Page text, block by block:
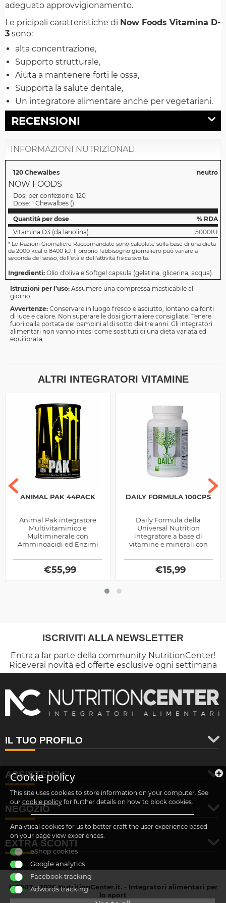
adeguato approvvigionamento.
Le pricipali caratteristiche di Now Foods Vitamina D-
3 sono:
alta concentrazione,
Supporto strutturale,
Aiuta a mantenere forti le ossa,
Supporta la salute dentale,
Un integratore alimentare anche per vegetariani.
RECENSIONI
INFORMAZIONI NUTRIZIONALI
120 Chewalbes neutro
NOW FOODS
Dosi per confezione: 120
Dose: 1 Chewalbes ()
Quantità per dose
% RDA
Vitamina D3 (da lanolina)
5000IU
* Le Razioni Giornaliere Raccomandate sono calcolate sulla base di una dieta
da 2000 kcal o 8400 kJ. Il proprio fabbisogno giornaliero può variare a
seconda del sesso, dell'età e dell'attività fisica svolta.
Ingredienti: Olio d'oliva e Softgel capsula (gelatina, glicerina, acqua).
Istruzioni per l'uso: Assumere una compressa masticabile al
giorno.
Avvertenze: Conservare in luogo fresco e asciutto, lontano da fonti
di luce e calore. Non superare le dosi giornaliere consigliate. Tenere
fuori dalla portata dei bambini al di sotto dei tre anni. Gli integratori
alimentari non vanno intesi come sostituti di una dieta variata ed
equilibrata.
ALTRI INTEGRATORI VITAMINE
ANIMAL PAK 44PACK
Animal Pak integratore
Multivitaminico e
Multiminerale con
Amminoacidi ed Enzimi
Universal Nutrition, ottimo
per chi pratica sport
€55,99
DAILY FORMULA 100CPS
Daily Formula della
Universal Nutrition
integratore a base di
vitamine e minerali con
vegetali, utile per favorire i
numerosi processi...
€15,99
ISCRIVITI ALLA NEWSLETTER
Entra a far parte della community NutritionCenter!
Riceverai novità ed offerte esclusive ogni settimana
IL TUO PROFILO
ASSISTENZA
NEGOZIO
EXTRA SCONTI
© 2007 - 2026 NutritionCenter.it. - Integratori alimentari per
lo sport
Cookie policy
This site uses cookies to store information on your computer. See
our cookie policy for further details on how to block cookies.
Analytical cookies for us to better craft the user experience based
on your page view experiences.
eShop cookies
Google analytics
Facebook tracking
Adwords tracking